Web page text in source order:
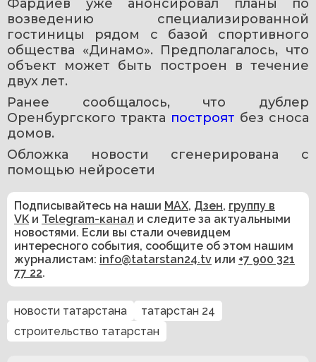
Фардиев уже анонсировал планы по
возведению специализированной
гостиницы рядом с базой спортивного
общества «Динамо». Предполагалось, что
объект может быть построен в течение
двух лет.
Ранее сообщалось, что дублер
Оренбургского тракта построят без сноса
домов.
Обложка новости сгенерирована с
помощью нейросети
Подписывайтесь на наши MAX, Дзен, группу в
VK и Telegram-канал и следите за актуальными
новостями. Если вы стали очевидцем
интересного события, сообщите об этом нашим
журналистам: info@tatarstan24.tv или +7 900 321
77 22.
новости татарстана
татарстан 24
строительство татарстан